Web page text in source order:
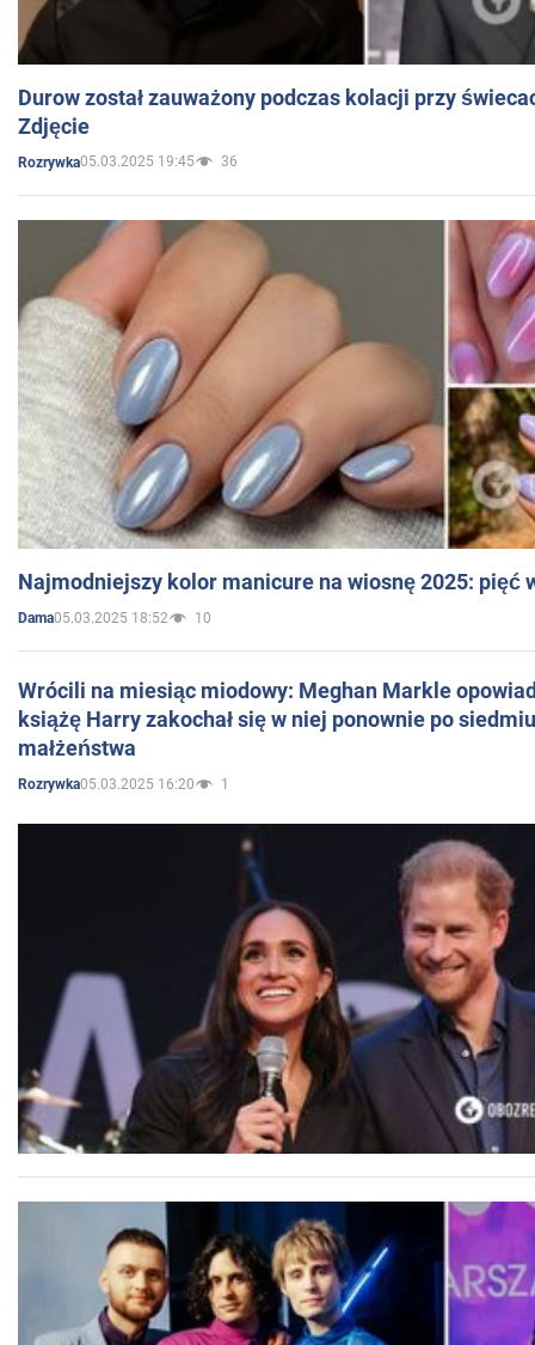
Durow został zauważony podczas kolacji przy
Zdjęcie
Rozrywka05.03.2025 19:45 36
Najmodniejszy kolor manicure na wiosnę 2025: pięć
Dama05.03.2025 18:52 10
Wrócili na miesiąc miodowy: Meghan Markle
książę Harry zakochał się w niej ponownie po
małżeństwa
Rozrywka05.03.2025 16:20 1